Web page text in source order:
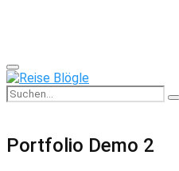
Primary
Menu
Search
for:
Portfolio Demo 2